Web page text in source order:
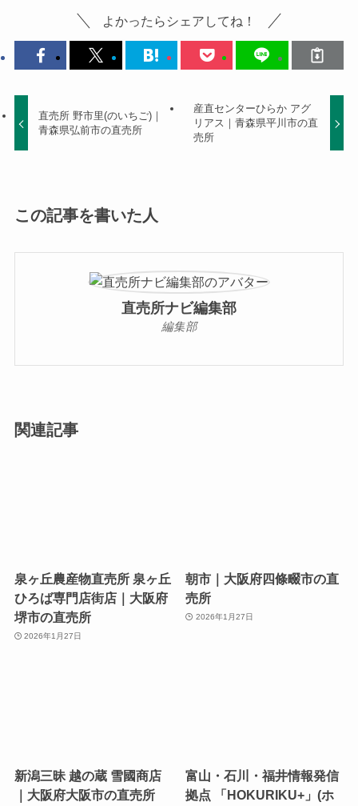
よかったらシェアしてね！
直売所 野市里(のいちご)｜
青森県弘前市の直売所
産直センターひらか アグ
リアス｜青森県平川市の直
売所
この記事を書いた人
直売所ナビ編集部
編集部
関連記事
泉ヶ丘農産物直売所 泉ヶ丘
ひろば専門店街店｜大阪府
堺市の直売所
2026年1月27日
朝市｜大阪府四條畷市の直
売所
2026年1月27日
新潟三昧 越の蔵 雪國商店
｜大阪府大阪市の直売所
富山・石川・福井情報発信
拠点 「HOKURIKU+」(ホ